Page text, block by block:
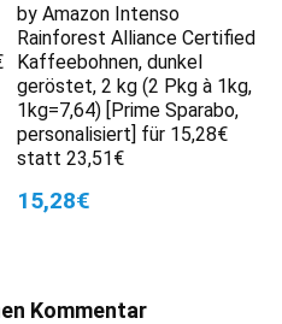
by Amazon Intenso
Rainforest Alliance Certified
Kaffeebohnen, dunkel
geröstet, 2 kg (2 Pkg à 1kg,
1kg=7,64) [Prime Sparabo,
personalisiert] für 15,28€
statt 23,51€
15,28€
Kommentar